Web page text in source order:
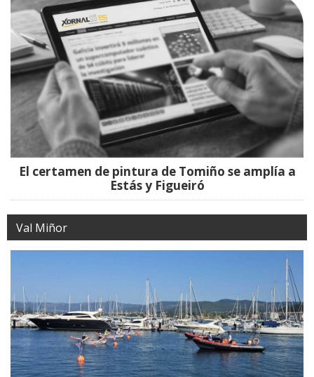
El certamen de pintura de Tomiño se amplía a
Estás y Figueiró
Val Miñor